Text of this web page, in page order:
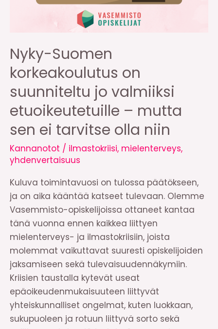
Nyky-Suomen
korkeakoulutus on
suunniteltu jo valmiiksi
etuoikeutetuille – mutta
sen ei tarvitse olla niin
Kannanotot / ilmastokriisi, mielenterveys,
yhdenvertaisuus
Kuluva toimintavuosi on tulossa päätökseen,
ja on aika kääntää katseet tulevaan. Olemme
Vasemmisto-opiskelijoissa ottaneet kantaa
tänä vuonna ennen kaikkea liittyen
mielenterveys- ja ilmastokriisiin, joista
molemmat vaikuttavat suuresti opiskelijoiden
jaksamiseen sekä tulevaisuudennäkymiin.
Kriisien taustalla kytevät useat
epäoikeudenmukaisuuteen liittyvät
yhteiskunnalliset ongelmat, kuten luokkaan,
sukupuoleen ja rotuun liittyvä sorto sekä